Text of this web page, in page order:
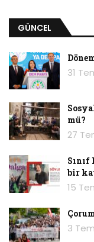
GÜNCEL
31
mü?
27
bir
15
3